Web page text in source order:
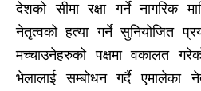
देशको सीमा रक्षा गर्ने नागरिक
नेतृत्वको हत्या गर्ने सुनियोजित
मच्चाउनेहरुको पक्षमा वकालत
भेलालाई सम्बोधन गर्दै एमालेका